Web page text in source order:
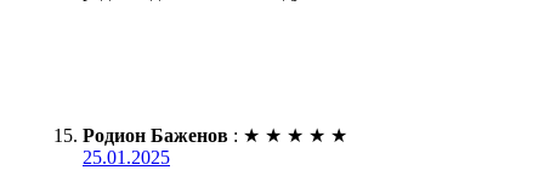
Родион Баженов : ★ ★ ★ ★ ★
25.01.2025